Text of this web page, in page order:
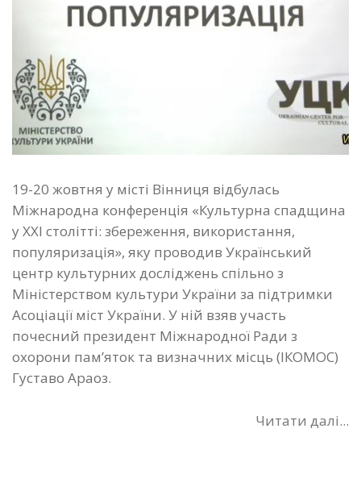
19-20 жовтня у місті Вінниця відбулась
Міжнародна конференція «Культурна спадщина
у ХХІ столітті: збереження, використання,
популяризація», яку проводив Український
центр культурних досліджень спільно з
Міністерством культури України за підтримки
Асоціації міст України. У ній взяв участь
почесний президент Міжнародної Ради з
охорони пам’яток та визначних місць (ІКОМОС)
Густаво Араоз.
Читати далі...